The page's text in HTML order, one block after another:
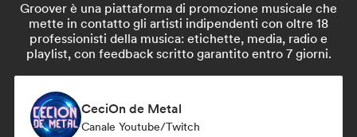
Groover è una piattaforma di promozione musicale che
mette in contatto gli artisti indipendenti con oltre 18
professionisti della musica: etichette, media, radio e
playlist, con feedback scritto garantito entro 7 giorni.
CeciOn de Metal
Canale Youtube/Twitch